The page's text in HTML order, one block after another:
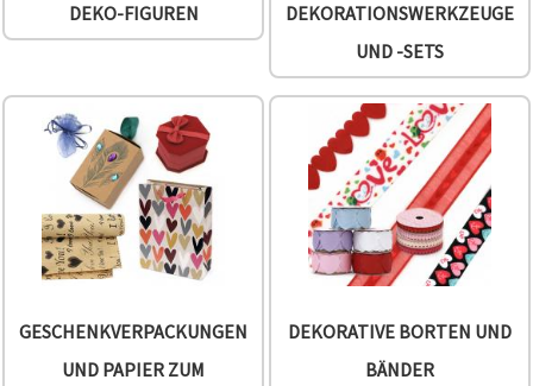
können Sie
ändern
Impressum
Datenschutzerklärung
Cookie-
Richtlinie
Alle
akzeptieren
DEKO-FIGUREN
DEKORATIONSWERKZEUGE
UND -SETS
GESCHENKVERPACKUNGEN
UND PAPIER ZUM
DEKORATIVE BORTEN UND
BÄNDER